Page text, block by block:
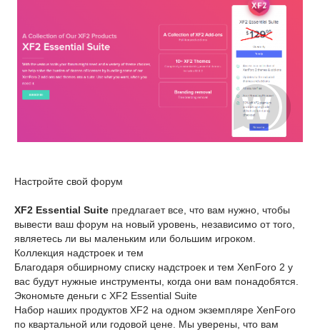
Настройте свой форум
XF2 Essential Suite предлагает все, что вам нужно, чтобы
вывести ваш форум на новый уровень, независимо от того,
являетесь ли вы маленьким или большим игроком.
Коллекция надстроек и тем
Благодаря обширному списку надстроек и тем XenForo 2 у
вас будут нужные инструменты, когда они вам понадобятся.
Экономьте деньги с XF2 Essential Suite
Набор наших продуктов XF2 на одном экземпляре XenForo
по квартальной или годовой цене. Мы уверены, что вам